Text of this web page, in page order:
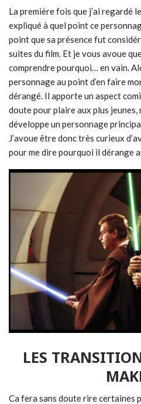
La première fois que j’ai regardé
expliqué à quel point ce
point que sa présence fut
suites du film. Et je vous avoue
comprendre pourquoi… en vain.
personnage au point d’en faire
dérangé. Il apporte un aspect
doute pour plaire aux plus jeunes,
développe un personnage
J’avoue être donc très curieux
pour me dire pourquoi il dérange
LES
Ca fera sans doute rire certaines